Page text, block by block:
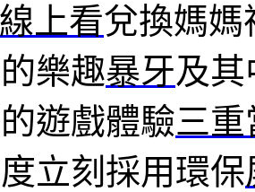
上看兌換媽媽
樂趣暴牙及
遊戲體驗三重
立刻採用環保